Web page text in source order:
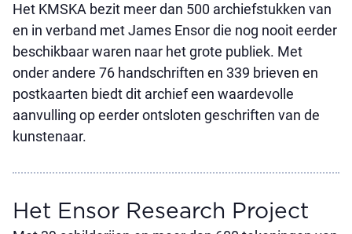
Het KMSKA bezit meer dan 500 archiefstukken van
en in verband met James Ensor die nog nooit eerder
beschikbaar waren naar het grote publiek. Met
onder andere 76 handschriften en 339 brieven en
postkaarten biedt dit archief een waardevolle
aanvulling op eerder ontsloten geschriften van de
kunstenaar.
Het Ensor Research Project